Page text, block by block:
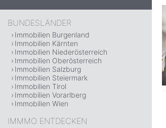
BUNDESLÄNDER
Immobilien Burgenland
Immobilien Kärnten
Immobilien Niederösterreich
Immobilien Oberösterreich
Immobilien Salzburg
Immobilien Steiermark
Immobilien Tirol
Immobilien Vorarlberg
Immobilien Wien
IMMMO ENTDECKEN